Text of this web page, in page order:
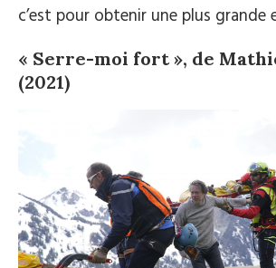
c’est pour obtenir une plus grande
« Serre-moi fort », de
(2021)